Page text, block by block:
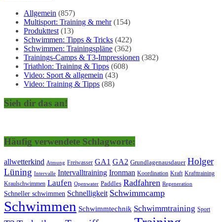
Allgemein (857)
Multisport: Training & mehr(154)
Produkttest (13)
Schwimmen: Tipps & Tricks (422)
Schwimmen: Trainingspläne (362)
Trainings-Camps & T3-Impressionen (382)
Triathlon: Training & Tipps (608)
Video: Sport & allgemein (43)
Video: Training & Tipps (88)
Sieh dir das an!
Häufig verwendete Schlagworte:
allwetterkind Atmung Freiwasser GA1 GA2 Grundlagenausdauer Holger
Lüning Intervalle Intervalltraining Ironman Koordination Kraft Krafttraining
Kraulschwimmen Laufen Openwater Paddles Radfahren Regeneration
Schneller schwimmen Schnelligkeit Schwimmcamp
Schwimmen Schwimmtechnik Schwimmtraining Sport